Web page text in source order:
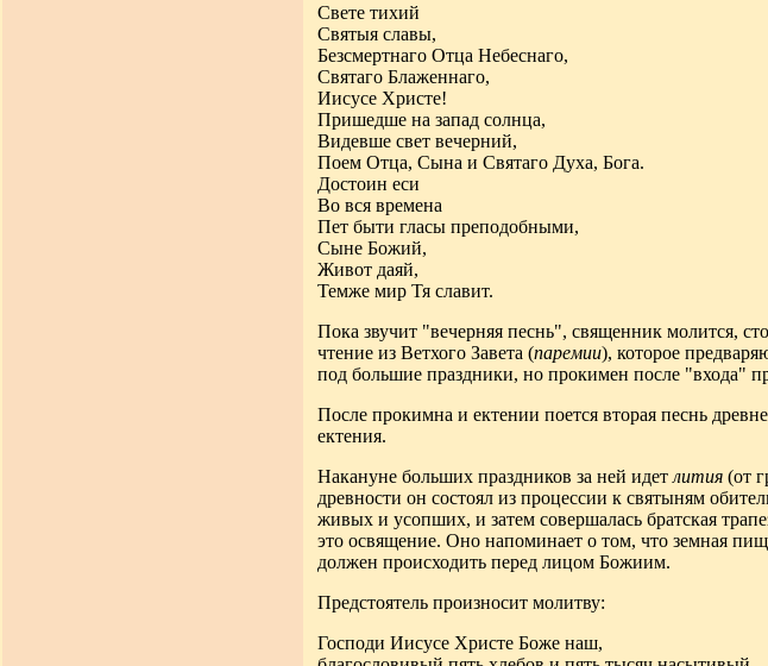
Свете тихий
Святыя славы,
Безсмертнаго Отца Небеснаго,
Святаго Блаженнаго,
Иисусе Христе!
Пришедше на запад солнца,
Видевше свет вечерний,
Поем Отца, Сына и Святаго Духа, Бога.
Достоин еси
Во вся времена
Пет быти гласы преподобными,
Сыне Божий,
Живот даяй,
Темже мир Тя славит.
Пока звучит "вечерняя песнь", священник молится,
чтение из Ветхого Завета (паремии), которое
под большие праздники, но прокимен после "входа"
После прокимна и ектении поется вторая песнь
ектения.
Накануне больших праздников за ней идет лития (от
древности он состоял из процессии к святыням
живых и усопших, и затем совершалась братская
это освящение. Оно напоминает о том, что земная
должен происходить перед лицом Божиим.
Предстоятель произносит молитву:
Господи Иисусе Христе Боже наш,